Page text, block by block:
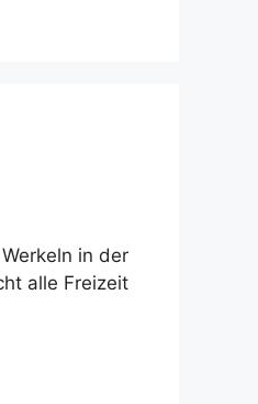
in der
alle Freizeit